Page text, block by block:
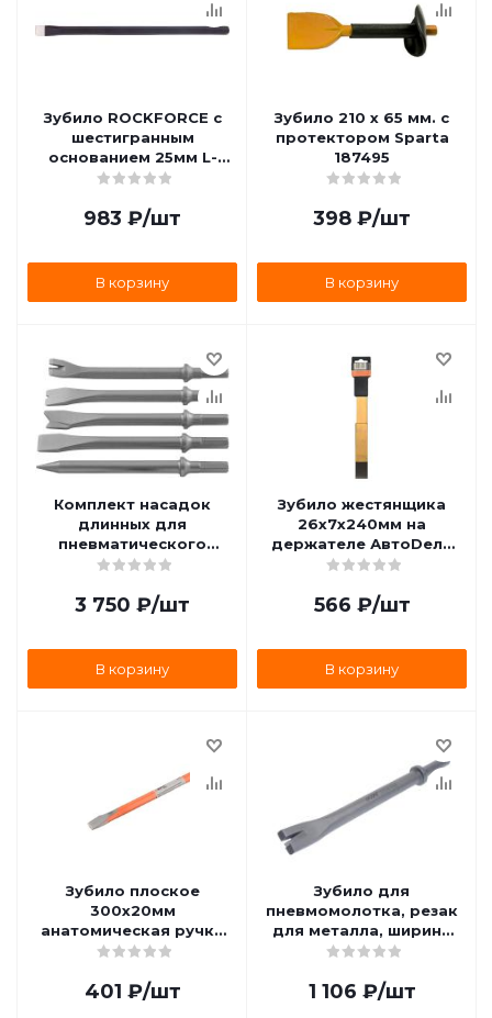
Зубило ROCKFORCE с
шестигранным
основанием 25мм L-
457мм RF-60225457
983 ₽/шт
В корзину
Зубило 210 х 65 мм. с
протектором Sparta
187495
398 ₽/шт
В корзину
Комплект насадок
длинных для
пневматического
молотка (JAH-
предметов JONNESWAY
3 750 ₽/шт
В корзину
Зубило жестянщика
26х7х240мм на
держателе АвтоDело
30240 30240
566 ₽/шт
В корзину
Зубило плоское
300х20мм
анатомическая ручка
BERIL 442300 442300
401 ₽/шт
Зубило для
пневмомолотка, резак
для металла, ширина
вилки 20мм JTC /1 JTC-
1 106 ₽/шт